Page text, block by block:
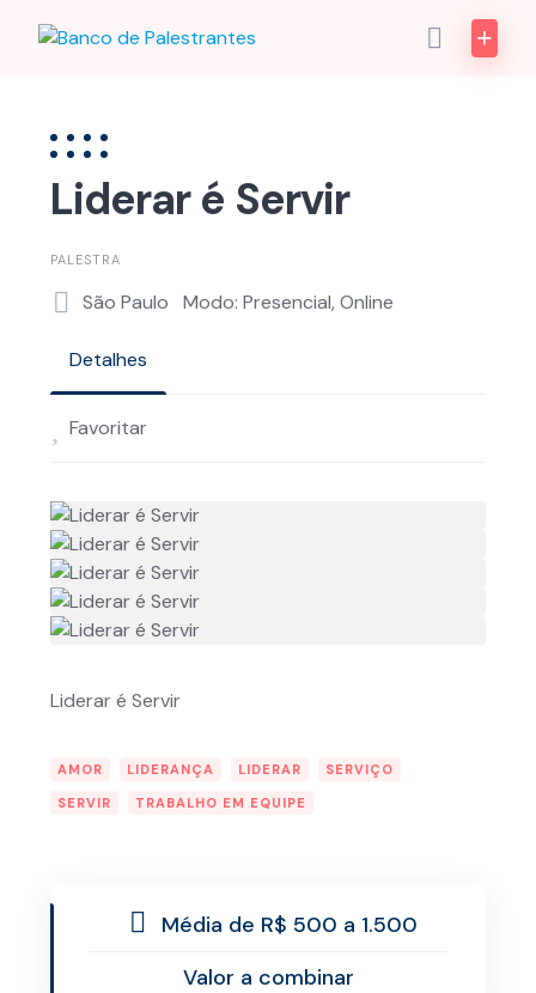
Liderar é Servir
PALESTRA
São Paulo Modo: Presencial, Online
Detalhes
Favoritar
Liderar é Servir
AMOR LIDERANÇA LIDERAR
SERVIÇO
SERVIR
TRABALHO EM EQUIPE
Média de R$ 500 a 1.500
Valor a combinar